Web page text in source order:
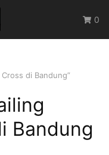
0
di Bandung”
Bandung